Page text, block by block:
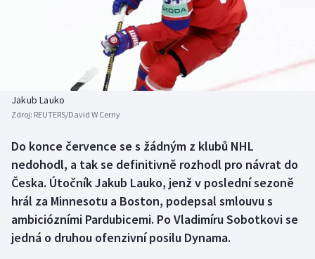
Baseball a softbal
Biatlon
Box
Curling
Dostihy
Historické návraty
Aplikace ČT sport
Jakub Lauko
Zdroj: REUTERS/David W Cerny
Do konce července se s žádným z klubů NHL
nedohodl, a tak se definitivně rozhodl pro návrat do
Česka. Útočník Jakub Lauko, jenž v poslední sezoně
hrál za Minnesotu a Boston, podepsal smlouvu s
ambiciózními Pardubicemi. Po Vladimíru Sobotkovi se
jedná o druhou ofenzivní posilu Dynama.